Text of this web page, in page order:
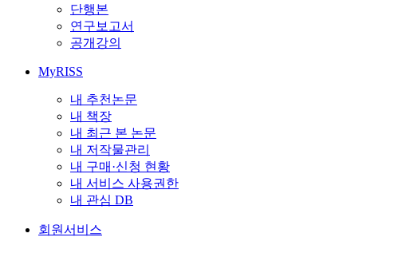
단행본
연구보고서
공개강의
MyRISS
내 추천논문
내 책장
내 최근 본 논문
내 저작물관리
내 구매·신청 현황
내 서비스 사용권한
내 관심 DB
회원서비스